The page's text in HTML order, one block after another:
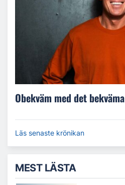
Obekväm med det bekväma
Läs senaste krönikan
MEST LÄSTA